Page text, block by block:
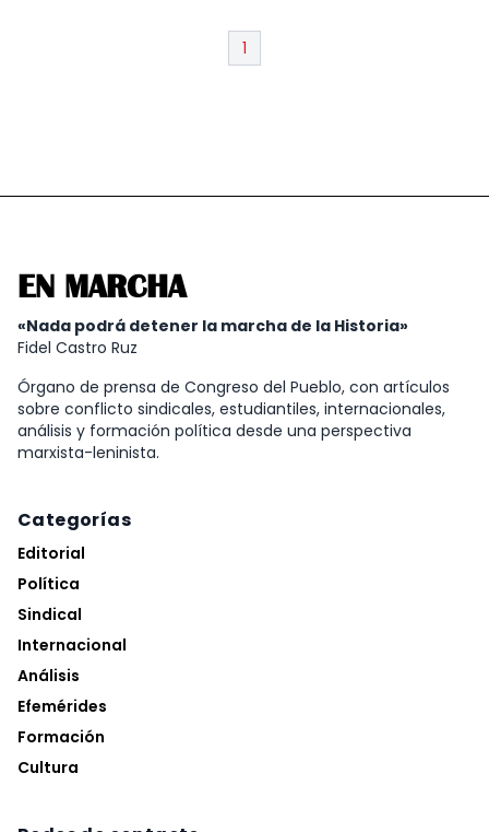
1
EN MARCHA
«Nada podrá detener la marcha de la Historia»
Fidel Castro Ruz
Órgano de prensa de Congreso del Pueblo, con artículos
sobre conflicto sindicales, estudiantiles, internacionales,
análisis y formación política desde una perspectiva
marxista-leninista.
Categorías
Editorial
Política
Sindical
Internacional
Análisis
Efemérides
Formación
Cultura